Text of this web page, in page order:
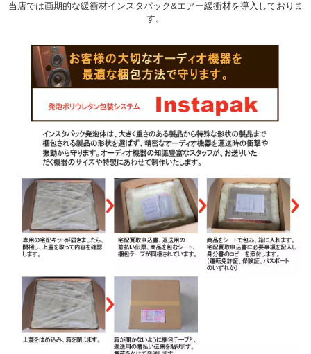
当店では画期的な緩衝材インスタパック&エアー緩衝材を導入しておりま
す。